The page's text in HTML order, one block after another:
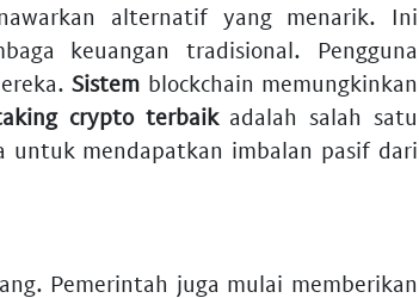
alternatif yang menarik. Ini
keuangan tradisional. Pengguna
Sistem blockchain memungkinkan
crypto terbaikadalah salah satu
untuk mendapatkan imbalan pasif dari
Pemerintah juga mulai memberikan